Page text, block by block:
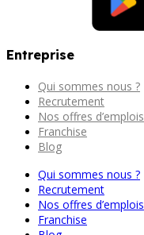
Entreprise
Qui sommes nous ?
Recrutement
Nos offres d’emplois
Franchise
Blog
Qui sommes nous ?
Recrutement
Nos offres d’emplois
Franchise